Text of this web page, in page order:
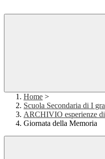
Home >
Scuola Secondaria di I
ARCHIVIO esperienze
Giornata della Memoria